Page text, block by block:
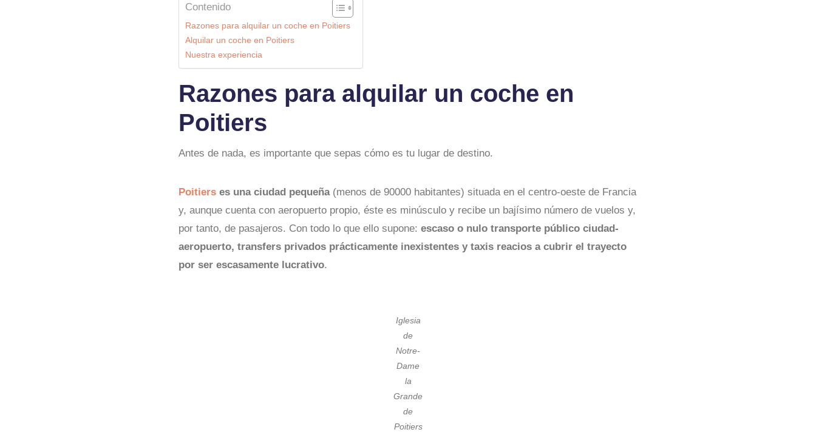
Contenido
Razones para alquilar un coche en Poitiers
Alquilar un coche en Poitiers
Nuestra experiencia
Razones para alquilar un coche en
Poitiers
Antes de nada, es importante que sepas cómo es tu lugar de destino.
Poitiers es una ciudad pequeña (menos de 90000 habitantes) situada en el centro-oeste de Francia
y, aunque cuenta con aeropuerto propio, éste es minúsculo y recibe un bajísimo número de vuelos y,
por tanto, de pasajeros. Con todo lo que ello supone: escaso o nulo transporte público ciudad-
aeropuerto, transfers privados prácticamente inexistentes y taxis reacios a cubrir el trayecto
por ser escasamente lucrativo.
Iglesia
de
Notre-
Dame
la
Grande
de
Poitiers